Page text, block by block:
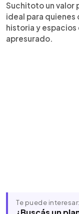
Suchitoto un valor
ideal para
historia y espacios
apresurado.
Te puede interesar: